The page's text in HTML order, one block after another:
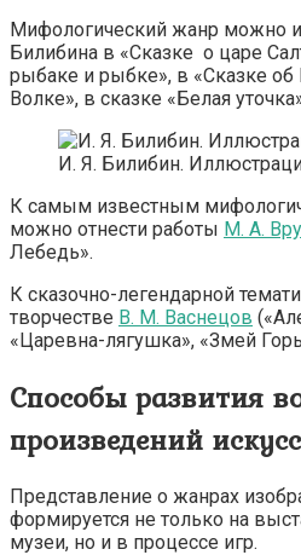
Мифологический жанр можно
Билибина в «Сказке о царе
рыбаке и рыбке», в «Сказке
Волке», в сказке «Белая
И. Я. Билибин.
К самым известным
можно отнести работы М. А.
Лебедь».
К сказочно-легендарной
творчестве В. М. Васнецов
«Царевна-лягушка», «Змей
Способы развития
произведений
Представление о жанрах
формируется не только на
музеи, но и в процессе игр.